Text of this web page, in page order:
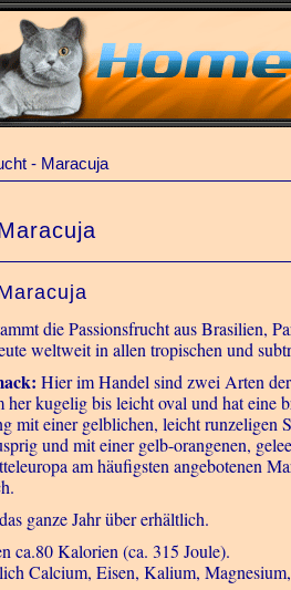
- Maracuja
die Passionsfrucht aus Brasilien,
weltweit in allen tropischen und
Hier im Handel sind zwei Arten
her kugelig bis leicht oval und hat eine
mit einer gelblichen, leicht runzeligen
und mit einer gelb-orangenen,
am häufigsten angebotenen
ganze Jahr über erhältlich.
ca.80 Kalorien (ca. 315 Joule).
Calcium, Eisen, Kalium,